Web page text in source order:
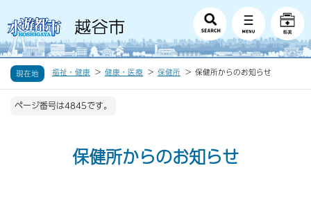
現在地 福祉・健康 健康・医療 保健所 保健所からのお知らせ
ページ番号は4845です。
保健所からのお知らせ